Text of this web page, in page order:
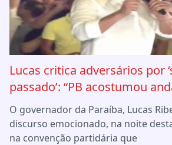
Lucas critica adversários por
passado’: “PB acostumou
O governador da Paraíba, Lucas
discurso emocionado, na noite
na convenção partidária que